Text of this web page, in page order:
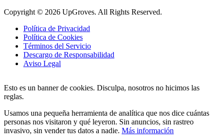
Copyright © 2026 UpGroves. All Rights Reserved.
Política de Privacidad
Política de Cookies
Términos del Servicio
Descargo de Responsabilidad
Aviso Legal
Esto es un banner de cookies. Disculpa, nosotros no hicimos las
reglas.
Usamos una pequeña herramienta de analítica que nos dice cuántas
personas nos visitaron y qué leyeron. Sin anuncios, sin rastreo
invasivo, sin vender tus datos a nadie. Más información